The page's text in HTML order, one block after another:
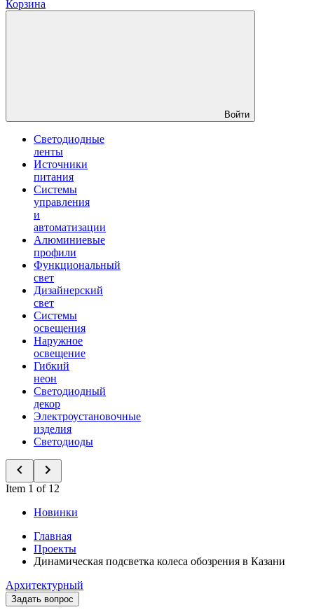
Корзина
Войти
Светодиодные
ленты
Источники
питания
Системы
управления
и
автоматизации
Алюминиевые
профили
Функциональный
свет
Дизайнерский
свет
Системы
освещения
Наружное
освещение
Гибкий
неон
Светодиодный
декор
Электроустановочные
изделия
Светодиоды
Item 1 of 12
Новинки
Главная
Проекты
Динамическая подсветка колеса обозрения в Казани
Архитектурный
Задать вопрос